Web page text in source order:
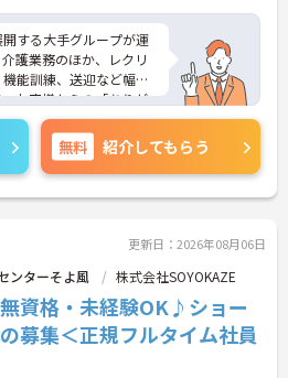
する大手グループが運
護業務のほか、レクリ
能訓練、送迎など幅広
お客様からの「ありが
る環境です。有給休暇
ッシュ休暇が付与さ
め、ご家庭との両立や
ートを大切にしながら
れます。髪色やネイル
点も魅力です。また、
れる特別報酬制度があ
されます。定年後も70
働けるため、資格と経
ャリアを築いていきた
す。
無料 紹介してもらう
更新日：2026年08月06日
ンターそよ風 株式会社SOYOKAZE
無資格・未経験OK♪ショー
募集＜正規フルタイム社員